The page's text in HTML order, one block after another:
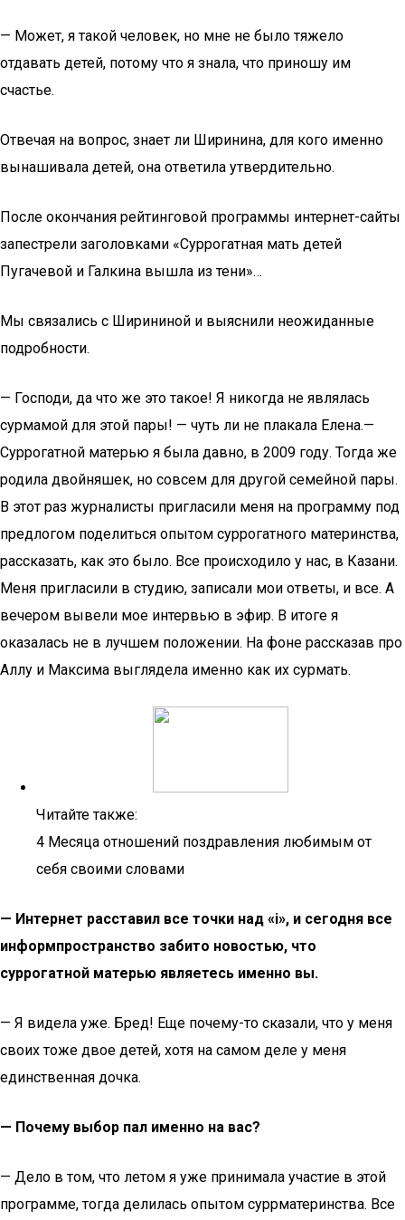
— Может, я такой человек, но мне не было тяжело
отдавать детей, потому что я знала, что приношу им
счастье.
Отвечая на вопрос, знает ли Ширинина, для кого именно
вынашивала детей, она ответила утвердительно.
После окончания рейтинговой программы интернет-сайты
запестрели заголовками «Суррогатная мать детей
Пугачевой и Галкина вышла из тени»…
Мы связались с Ширининой и выяснили неожиданные
подробности.
— Господи, да что же это такое! Я никогда не являлась
сурмамой для этой пары! — чуть ли не плакала Елена.—
Суррогатной матерью я была давно, в 2009 году. Тогда же
родила двойняшек, но совсем для другой семейной пары.
В этот раз журналисты пригласили меня на программу под
предлогом поделиться опытом суррогатного материнства,
рассказать, как это было. Все происходило у нас, в Казани.
Меня пригласили в студию, записали мои ответы, и все. А
вечером вывели мое интервью в эфир. В итоге я
оказалась не в лучшем положении. На фоне рассказав про
Аллу и Максима выглядела именно как их сурмать.
Читайте также:
4 Месяца отношений поздравления любимым от
себя своими словами
— Интернет расставил все точки над «i», и сегодня все
информпространство забито новостью, что
суррогатной матерью являетесь именно вы.
— Я видела уже. Бред! Еще почему-то сказали, что у меня
своих тоже двое детей, хотя на самом деле у меня
единственная дочка.
— Почему выбор пал именно на вас?
— Дело в том, что летом я уже принимала участие в этой
программе, тогда делилась опытом суррматеринства. Все